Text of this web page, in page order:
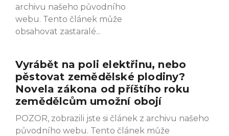
archivu našeho původního
webu. Tento článek může
obsahovat zastaralé
Vyrábět na poli elektřinu, nebo
pěstovat zemědělské plodiny?
Novela zákona od příštího roku
zemědělcům umožní obojí
POZOR, zobrazili jste si článek z archivu našeho
původního webu. Tento článek může